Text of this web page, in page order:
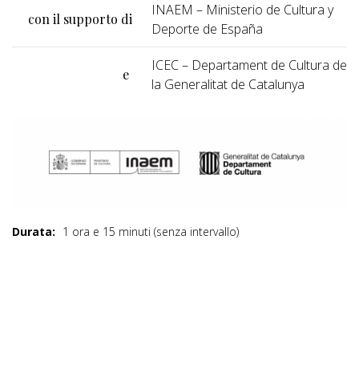
con il supporto di
INAEM – Ministerio de Cultura y
Deporte de España
e
ICEC – Departament de Cultura de
la Generalitat de Catalunya
Durata: 1 ora e 15 minuti (senza intervallo)